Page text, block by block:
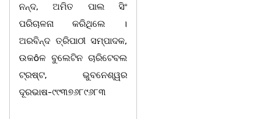
ନନ୍ଦ, ଅମିତ ପାଲ ସିଂ
ପରିଚାଳନା କରିଥିଲେ ।
ଅରବିନ୍ଦ ତ୍ରିପାଠୀ ସମ୍ପାଦକ,
ଉକôଳ ବୁଲେଟିନ ଚାରିଟେବଲ
ଟ୍ରଷ୍ଟ, ଭୁବନେଶ୍ୱର
ଦୂରଭାଷ-୯୯୩୭୬୮୯୬୮୩